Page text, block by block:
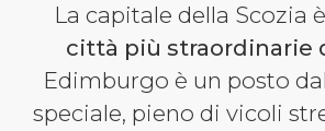
La capitale della Scozia è
città più straordinarie
Edimburgo è un posto
speciale, pieno di vicoli